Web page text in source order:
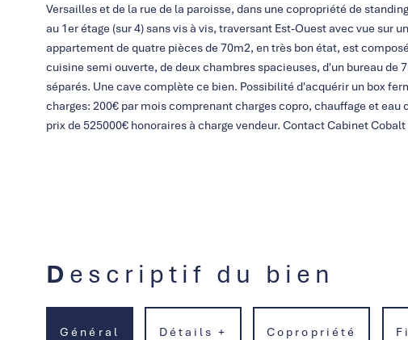
Versailles et de la rue de la paroisse, dans une copropriété de
au 1er étage (sur 4) sans vis à vis, traversant Est-Ouest avec vue sur
appartement de quatre pièces de 70m2, en très bon état, est
cuisine semi ouverte, de deux chambres spacieuses, d'un bureau de
séparés. Une cave complète ce bien. Possibilité d'acquérir un box
charges: 200€ par mois comprenant charges copro, chauffage et eau
prix de 525000€ honoraires à charge vendeur. Contact Cabinet
Descriptif du bien
Général Détails + Copropriété